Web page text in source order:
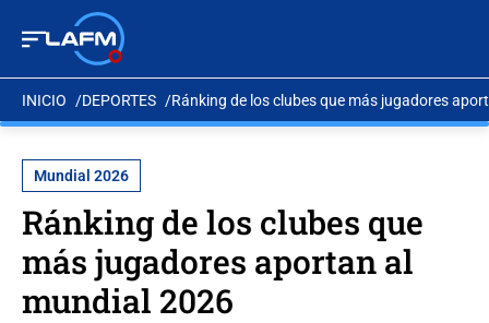
INICIO DEPORTES Ránking de los clubes que más jugadores
Mundial 2026
Ránking de los clubes que
más jugadores aportan al
mundial 2026